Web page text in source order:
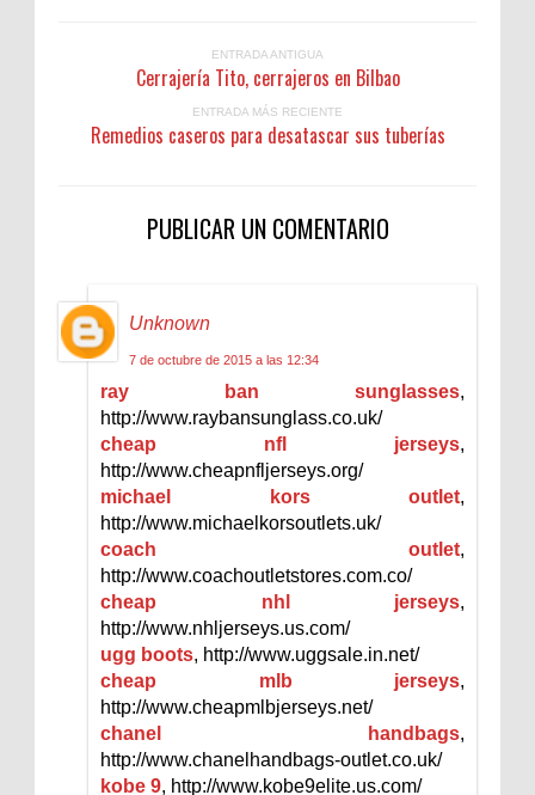
ENTRADA ANTIGUA
Cerrajería Tito, cerrajeros en Bilbao
ENTRADA MÁS RECIENTE
Remedios caseros para desatascar sus tuberías
PUBLICAR UN COMENTARIO
Unknown
7 de octubre de 2015 a las 12:34
ray ban sunglasses,
http://www.raybansunglass.co.uk/
cheap nfl jerseys,
http://www.cheapnfljerseys.org/
michael kors outlet,
http://www.michaelkorsoutlets.uk/
coach outlet,
http://www.coachoutletstores.com.co/
cheap nhl jerseys,
http://www.nhljerseys.us.com/
ugg boots, http://www.uggsale.in.net/
cheap mlb jerseys,
http://www.cheapmlbjerseys.net/
chanel handbags,
http://www.chanelhandbags-outlet.co.uk/
kobe 9, http://www.kobe9elite.us.com/